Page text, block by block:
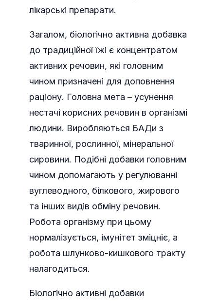
лікарські препарати.
Загалом, біологічно активна добавка
до традиційної їжі є концентратом
активних речовин, які головним
чином призначені для доповнення
раціону. Головна мета – усунення
нестачі корисних речовин в організмі
людини. Виробляються БАДи з
тваринної, рослинної, мінеральної
сировини. Подібні добавки головним
чином допомагають у регулюванні
вуглеводного, білкового, жирового
та інших видів обміну речовин.
Робота організму при цьому
нормалізується, імунітет зміцніє, а
робота шлунково-кишкового тракту
налагодиться.
Біологічно активні добавки